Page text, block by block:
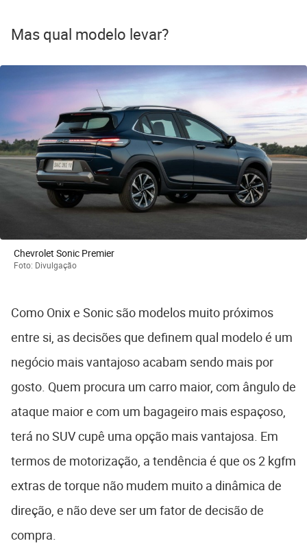
Mas qual modelo levar?
Chevrolet Sonic Premier
Foto: Divulgação
Como Onix e Sonic são modelos muito próximos
entre si, as decisões que definem qual modelo é um
negócio mais vantajoso acabam sendo mais por
gosto. Quem procura um carro maior, com ângulo de
ataque maior e com um bagageiro mais espaçoso,
terá no SUV cupê uma opção mais vantajosa. Em
termos de motorização, a tendência é que os 2 kgfm
extras de torque não mudem muito a dinâmica de
direção, e não deve ser um fator de decisão de
compra.